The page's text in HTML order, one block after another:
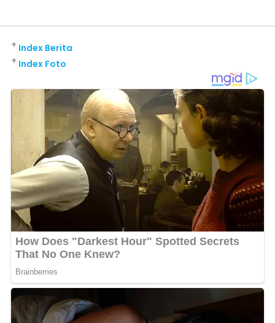
Index Berita
+
Index Foto
+